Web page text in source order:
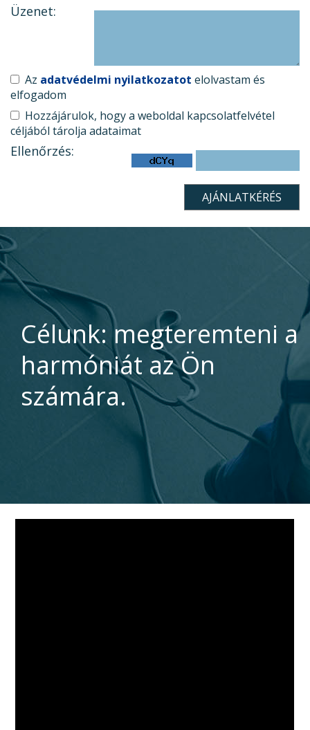
Üzenet:
Az adatvédelmi nyilatkozatot elolvastam és
elfogadom
Hozzájárulok, hogy a weboldal kapcsolatfelvétel
céljából tárolja adataimat
Ellenőrzés:
Célunk: megteremteni a
harmóniát az Ön
számára.